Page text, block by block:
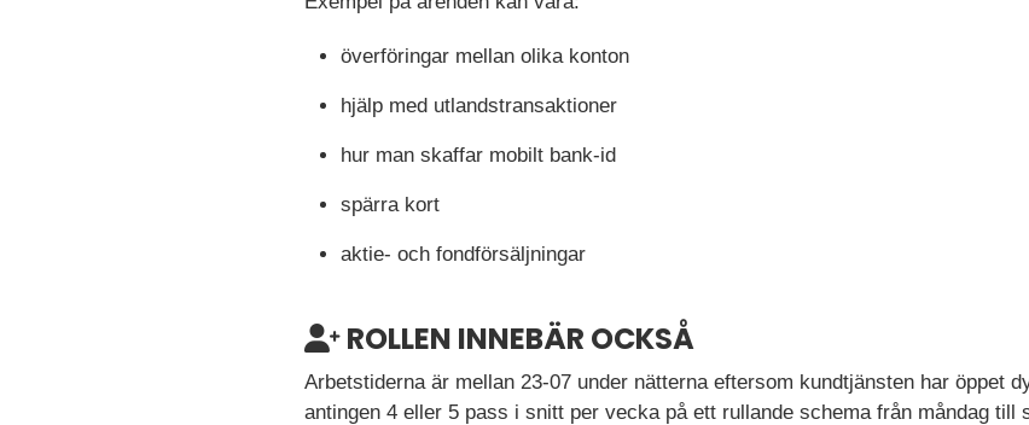
överföringar mellan olika konton
hjälp med utlandstransaktioner
hur man skaffar mobilt bank-id
spärra kort
aktie- och fondförsäljningar
ROLLEN INNEBÄR OCKSÅ
Arbetstiderna är mellan 23-07 under nätterna eftersom kundtjänsten har öppet
antingen 4 eller 5 pass i snitt per vecka på ett rullande schema från måndag till